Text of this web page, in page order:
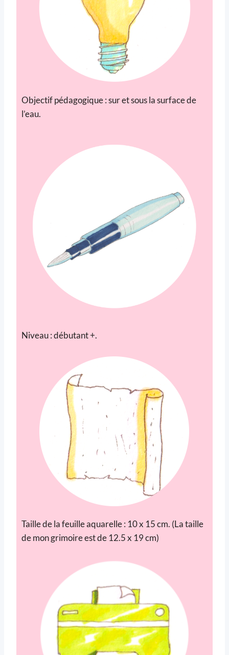
Objectif pédagogique : sur et sous la surface de
l’eau.
Niveau : débutant +.
Taille de la feuille aquarelle : 10 x 15 cm. (La taille
de mon grimoire est de 12.5 x 19 cm)